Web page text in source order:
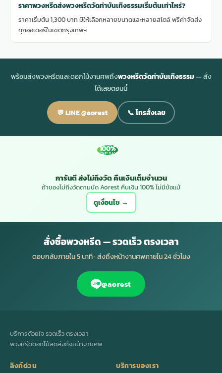
ราคาพวงหรีดส่งพวงหรีดวัดท่าบันเทิงธรรมเริ่มต้นเท่าไหร่?
ราคาเริ่มต้น 1,300 บาท มีให้เลือกหลายขนาดและหลายสไตล์ ฟรีค่าจัดส่ง
ทุกออเดอร์ในเขตกรุงเทพฯ
พร้อมส่งพวงหรีดและดอกไม้งานศพถึงพวงหรีดวัดท่าบันเทิงธรรม— สั่ง
ได้เลยตอนนี้
💬 LINE @aorest 📞 โทรสั่งเลย
100%
MONEY BACK
การันตี ส่งไม่ถึงวัด คืนเงินเต็มจำนวน
ถ้าของไม่ถึงวัดตามนัด Aorest คืนเงิน 100% ไม่มีข้อแม้
ดูเงื่อนไข →
สั่งซื้อพวงหรีด — รวดเร็ว ตรงเวลา
ตอบกลับภายใน 5 นาที · ส่งถึงหน้างานศพภายใน 24 ชั่วโมง
@aorest
บริการด้วยใจ รวดเร็ว ตรงเวลา
พวงหรีดดอกไม้สดส่งถึงหน้างานศพ
ลิงก์ด่วน บริการของเรา